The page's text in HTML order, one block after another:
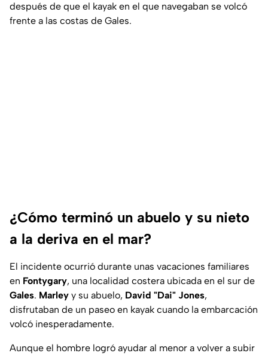
después de que el kayak en el que navegaban se volcó
frente a las costas de Gales.
¿Cómo terminó un abuelo y su nieto
a la deriva en el mar?
El incidente ocurrió durante unas vacaciones familiares
en Fontygary, una localidad costera ubicada en el sur de
Gales. Marley y su abuelo, David "Dai" Jones,
disfrutaban de un paseo en kayak cuando la embarcación
volcó inesperadamente.
Aunque el hombre logró ayudar al menor a volver a subir